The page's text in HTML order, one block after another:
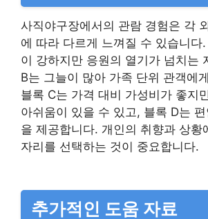
사직야구장에서의 관람 경험은 각
에 따라 다르게 느껴질 수 있습니다
이 강하지만 응원의 열기가 넘치는
B는 그늘이 많아 가족 단위 관객에
블록 C는 가격 대비 가성비가 좋지
아쉬움이 있을 수 있고, 블록 D는
을 제공합니다. 개인의 취향과 상황
자리를 선택하는 것이 중요합니다.
추가적인 도움 자료